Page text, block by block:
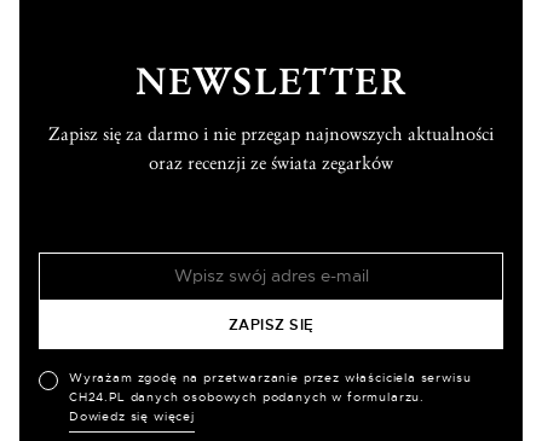
NEWSLETTER
Zapisz się za darmo i nie przegap najnowszych aktualności
oraz recenzji ze świata zegarków
Wyrażam zgodę na przetwarzanie przez właściciela serwisu
CH24.PL danych osobowych podanych w formularzu.
Dowiedz się więcej